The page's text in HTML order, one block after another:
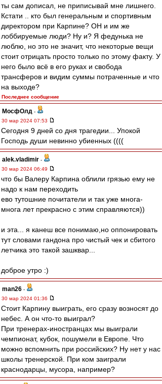
ты сам дописал, не приписывай мне лишнего.
Кстати .. кто был генеральным и спортивным
директором при Карпине? ОН и им же
лоббируемые люди? Ну и? Я федунька не
люблю, но это не значит, что некоторые вещи
стоит отрицать просто только по этому факту. У
него было всё в его руках и свобода
трансферов и видим суммы потраченные и что
на выходе?
Последнее сообщение
МосфОлд -
30 мар 2024 07:53
Сегодня 9 дней со дня трагедии... Упокой
Господь души невинно убиенных ((((
alek.vladimir -
30 мар 2024 06:49
что бы Валеру Карпина облили грязью ему не
надо к нам переходить
ево тутошние почитатели и так уже многа-
многа лет прекрасно с этим справляются))
и эта... я канеш все понимаю,но оппонировать
тут словами гандона про чистый чек и сбитого
летчика это такой зашквар...
доброе утро :)
man26 -
30 мар 2024 01:36
Стоит Карпину выиграть, его сразу возносят до
небес. А он что-то выиграл?
При тренерах-иностранцах мы выиграли
чемпионат, кубок, пошумели в Европе. Что
можно вспомнить при российских? Ну нет у нас
школы тренерской. При ком заиграли
краснодарцы, мусора, например?